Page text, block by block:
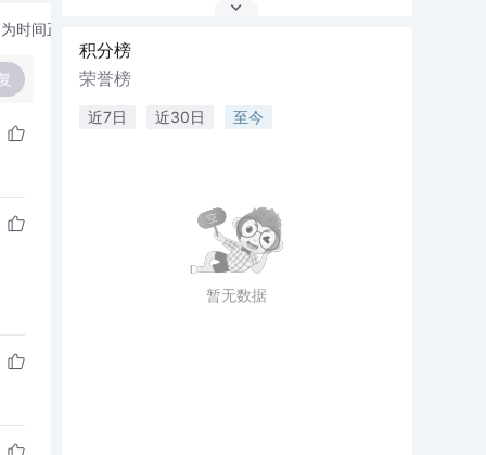
时间正序
积分榜
荣誉榜
近7日 近30日 至今
暂无数据